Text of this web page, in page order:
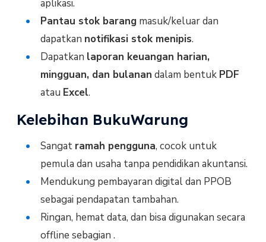
aplikasi.
Pantau stok barangmasuk/keluar dan
dapatkan notifikasi stok menipis.
Dapatkan laporan keuangan harian,
mingguan, dan bulanan dalam bentuk PDF
atau Excel.
Kelebihan BukuWarung
Sangat ramah pengguna, cocok untuk
pemula dan usaha tanpa pendidikan akuntansi.
Mendukung pembayaran digital dan PPOB
sebagai pendapatan tambahan.
Ringan, hemat data, dan bisa digunakan secara
offline sebagian .